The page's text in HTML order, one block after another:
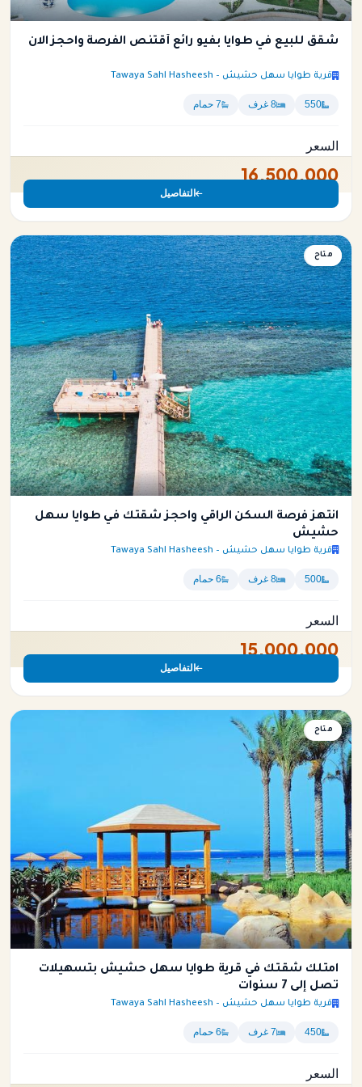
شقق للبيع في طوايا بفيو رائع أقتنص الفرصة واحجز الان
قرية طوايا سهل حشيش – Tawaya Sahl Hasheesh
550 8 غرف 7 حمام
السعر
16,500,000
التفاصيل
شقة
متاح
انتهز فرصة السكن الراقي واحجز شقتك في طوايا سهل
حشيش
قرية طوايا سهل حشيش – Tawaya Sahl Hasheesh
500 8 غرف 6 حمام
السعر
15,000,000
التفاصيل
شقة
متاح
امتلك شقتك في قرية طوايا سهل حشيش بتسهيلات
تصل إلى 7 سنوات
قرية طوايا سهل حشيش – Tawaya Sahl Hasheesh
450 7 غرف 6 حمام
السعر